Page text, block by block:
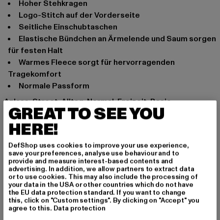
Hoher Stehkragen
Logo-Stitch auf der Vorderseite
Seitliche Einschubtaschen
Elastische Bündchen an Ärmelende und Saum sorgen
für festen Halt
Warmes Fleece sorgt für hervorragenden
Tragekomfort
Normale Passform
Anlass: Street, Alltag, Normal, Freizeit, Basic
Verschlussarten: Reißverschluss
Marke: Karl Kani
Kat.: Down Jackets
Farbe: schwarz
Hersteller Farbe: black
Materialzusammensetzung: 100% Polyamid, 100%
Polyester
Art.Nr: 6071726-00007
GREAT TO SEE YOU
HERE!
DefShop uses cookies to improve your use experience,
save your preferences, analyse use behaviour and to
provide and measure interest-based contents and
advertising. In addition, we allow partners to extract data
or to use cookies. This may also include the processing of
your data in the USA or other countries which do not have
the EU data protection standard. If you want to change
this, click on "Custom settings". By clicking on "Accept" you
agree to this. Data protection